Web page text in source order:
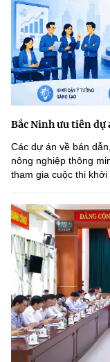
Bắc Ninh ưu tiên
Các dự án về bán
nông nghiệp thông
tham gia cuộc thi khởi